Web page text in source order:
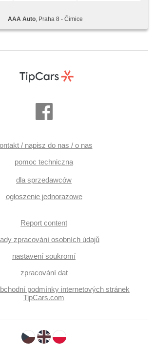
AAA Auto, Praha 8 - Čimice
/ napisz do nas / o nas
pomoc techniczna
dla sprzedawców
ogłoszenie jednorazowe
Report content
zpracování osobních údajů
nastavení soukromí
zpracování dat
podmínky internetových stránek
TipCars.com